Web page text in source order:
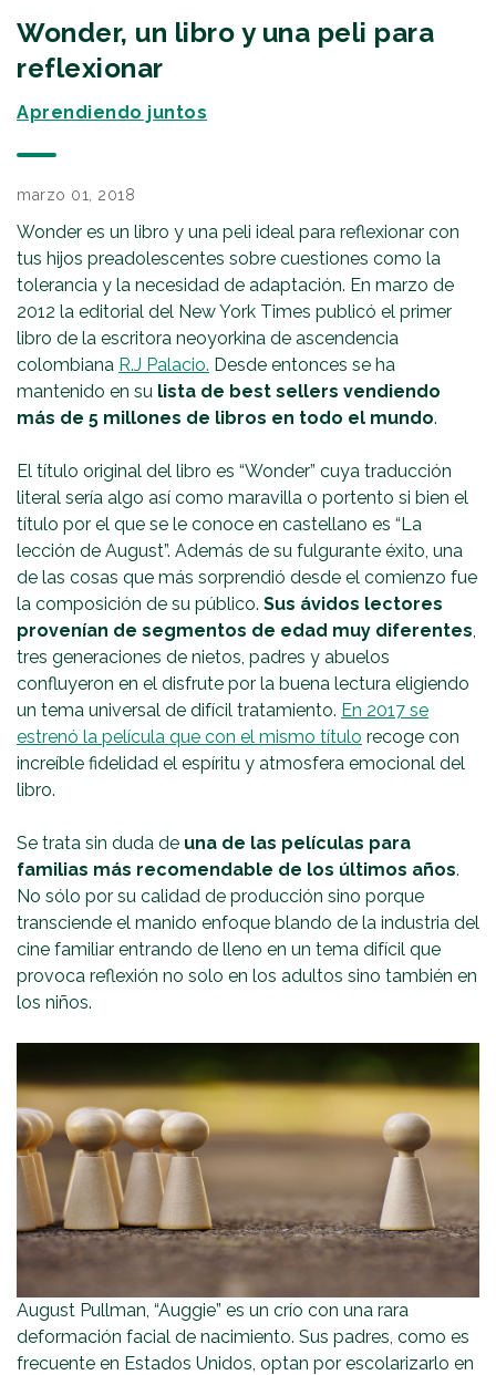
Wonder, un libro y una peli para
reflexionar
Aprendiendo juntos
marzo 01, 2018
Wonder es un libro y una peli ideal para reflexionar con
tus hijos preadolescentes sobre cuestiones como la
tolerancia y la necesidad de adaptación. En marzo de
2012 la editorial del New York Times publicó el primer
libro de la escritora neoyorkina de ascendencia
colombiana R.J Palacio. Desde entonces se ha
mantenido en su lista de best sellers vendiendo
más de 5 millones de libros en todo el mundo.
El título original del libro es “Wonder” cuya traducción
literal sería algo así como maravilla o portento si bien el
título por el que se le conoce en castellano es “La
lección de August”. Además de su fulgurante éxito, una
de las cosas que más sorprendió desde el comienzo fue
la composición de su público. Sus ávidos lectores
provenían de segmentos de edad muy diferentes,
tres generaciones de nietos, padres y abuelos
confluyeron en el disfrute por la buena lectura eligiendo
un tema universal de difícil tratamiento. En 2017 se
estrenó la película que con el mismo título recoge con
increíble fidelidad el espíritu y atmosfera emocional del
libro.
Se trata sin duda de una de las películas para
familias más recomendable de los últimos años.
No sólo por su calidad de producción sino porque
transciende el manido enfoque blando de la industria del
cine familiar entrando de lleno en un tema difícil que
provoca reflexión no solo en los adultos sino también en
los niños.
August Pullman, “Auggie” es un crío con una rara
deformación facial de nacimiento. Sus padres, como es
frecuente en Estados Unidos, optan por escolarizarlo en